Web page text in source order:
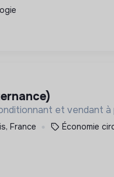
et vendant
France Économie